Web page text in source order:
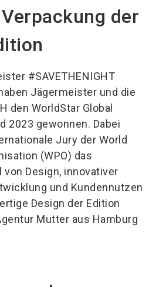
der
#SAVETHENIGHT
Jägermeister und die
den WorldStar Global
2023 gewonnen. Dabei
Jury der World
(WPO) das
Design, innovativer
und Kundennutzen
Design der Edition
Mutter aus Hamburg